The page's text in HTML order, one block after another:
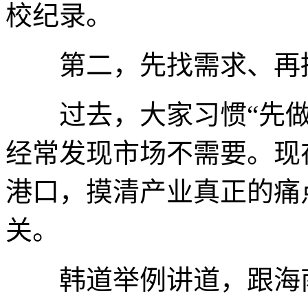
校纪录。
第二，先找需求、再
过去，大家习惯“先做
经常发现市场不需要。
港口，摸清产业真正的
关。
韩道举例讲道，跟海